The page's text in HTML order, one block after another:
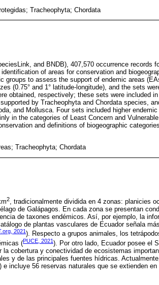
Tracheophyta; Chordata
and BNDB), 407,570 occurrence records
of areas for conservation and
groups to assess the support of endemic areas
(0.75° and 1° latitude-longitude), and the sets
obtained, respectively; these sets were included
by Tracheophyta and Chordata species,
and Mollusca. Four sets included higher
in the categories of Least Concern and
and definitions of biogeographic
Tracheophyta; Chordata
2, tradicionalmente dividida en 4 zonas: planicies
de Galápagos. En cada zona se presentan
de taxones endémicos. Así, por ejemplo, la
de plantas vasculares de Ecuador señala
2021). Respecto a grupos animales, los
(PUCE, 2021). Por otro lado, Ecuador posee el
cobertura y conectividad de ecosistemas
y de las principales fuentes hídricas.
incluye 56 reservas naturales que se extienden